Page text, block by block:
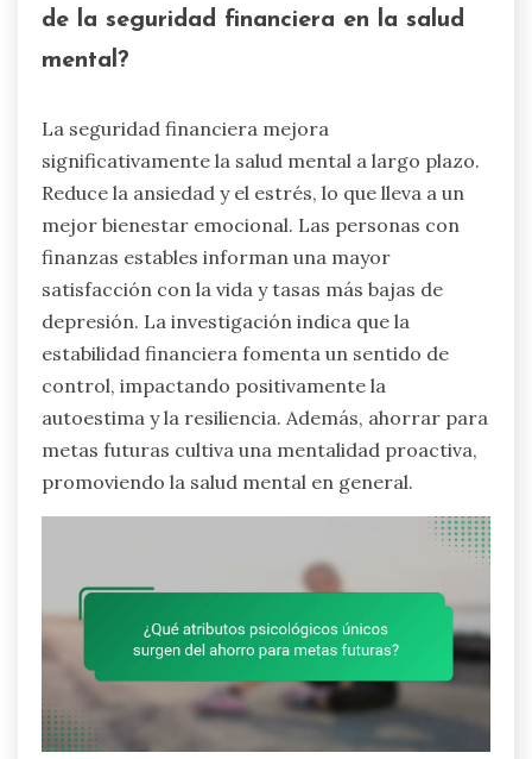
de la seguridad financiera en la salud
mental?
La seguridad financiera mejora
significativamente la salud mental a largo plazo.
Reduce la ansiedad y el estrés, lo que lleva a un
mejor bienestar emocional. Las personas con
finanzas estables informan una mayor
satisfacción con la vida y tasas más bajas de
depresión. La investigación indica que la
estabilidad financiera fomenta un sentido de
control, impactando positivamente la
autoestima y la resiliencia. Además, ahorrar para
metas futuras cultiva una mentalidad proactiva,
promoviendo la salud mental en general.